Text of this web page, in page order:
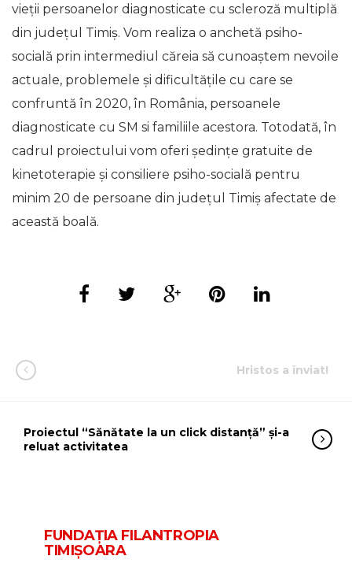
vieții persoanelor diagnosticate cu scleroză multiplă
din județul Timiș. Vom realiza o anchetă psiho-
socială prin intermediul căreia să cunoaștem nevoile
actuale, problemele și dificultățile cu care se
confruntă în 2020, în România, persoanele
diagnosticate cu SM si familiile acestora. Totodată, în
cadrul proiectului vom oferi ședințe gratuite de
kinetoterapie și consiliere psiho-socială pentru
minim 20 de persoane din județul Timiș afectate de
această boală.
Hristos a înviat!
Proiectul “Sănătate la un click distanță” și-a
reluat activitatea
FUNDAŢIA FILANTROPIA
TIMIȘOARA